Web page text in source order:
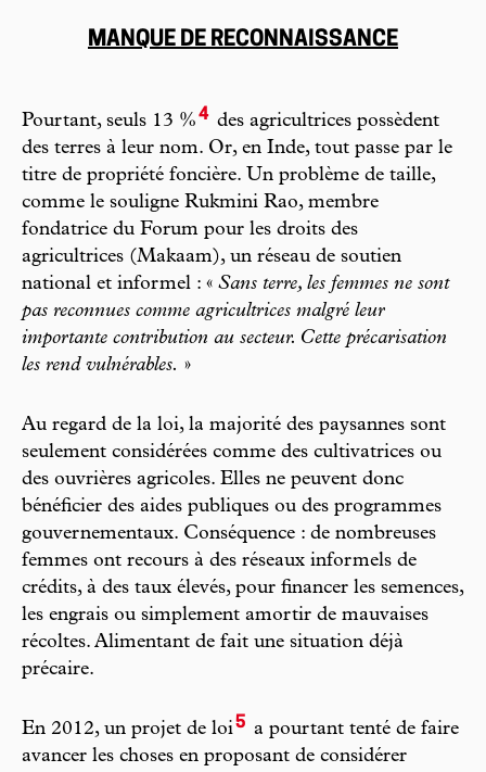
MANQUE DE RECONNAISSANCE
Pourtant, seuls 13 %4 des agricultrices possèdent
des terres à leur nom. Or, en Inde, tout passe par le
titre de propriété foncière. Un problème de taille,
comme le souligne Rukmini Rao, membre
fondatrice du Forum pour les droits des
agricultrices (Makaam), un réseau de soutien
national et informel : « Sans terre, les femmes ne sont
pas reconnues comme agricultrices malgré leur
importante contribution au secteur. Cette précarisation
les rend vulnérables. »
Au regard de la loi, la majorité des paysannes sont
seulement considérées comme des cultivatrices ou
des ouvrières agricoles. Elles ne peuvent donc
bénéficier des aides publiques ou des programmes
gouvernementaux. Conséquence : de nombreuses
femmes ont recours à des réseaux informels de
crédits, à des taux élevés, pour financer les semences,
les engrais ou simplement amortir de mauvaises
récoltes. Alimentant de fait une situation déjà
précaire.
En 2012, un projet de loi5 a pourtant tenté de faire
avancer les choses en proposant de considérer